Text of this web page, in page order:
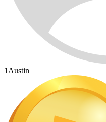
1Austin_